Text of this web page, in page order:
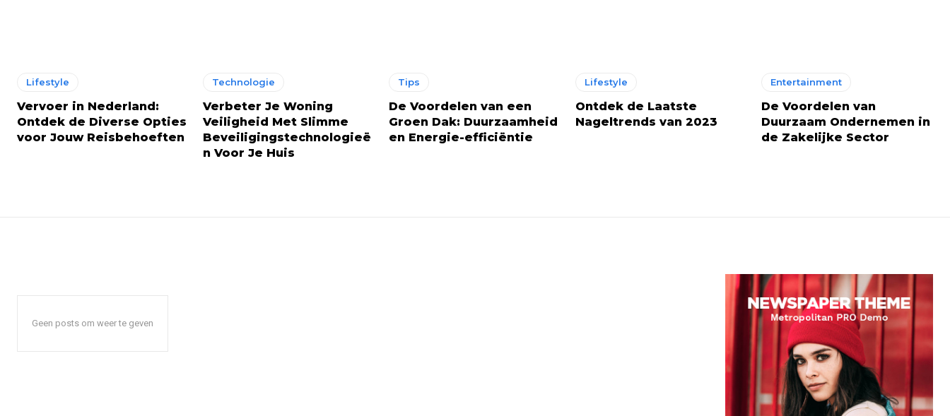
Lifestyle
Vervoer in Nederland:
Ontdek de Diverse Opties
voor Jouw Reisbehoeften
Technologie
Verbeter Je Woning
Veiligheid Met Slimme
Beveiligingstechnologieë
n Voor Je Huis
Tips
De Voordelen van een
Groen Dak: Duurzaamheid
en Energie-efficiëntie
Lifestyle
Ontdek de Laatste
Nageltrends van 2023
Entertainment
De Voordelen van
Duurzaam Ondernemen in
de Zakelijke Sector
Geen posts om weer te geven